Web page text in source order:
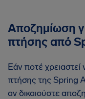
Αποζημίωση
πτήσης από
Εάν ποτέ
πτήσης της Spring
αν δικαιούστε